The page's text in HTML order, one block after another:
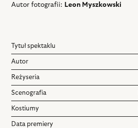
Autor fotografii: Leon Myszkowski
Tytuł spektaklu
Autor
Reżyseria
Scenografia
Kostiumy
Data premiery